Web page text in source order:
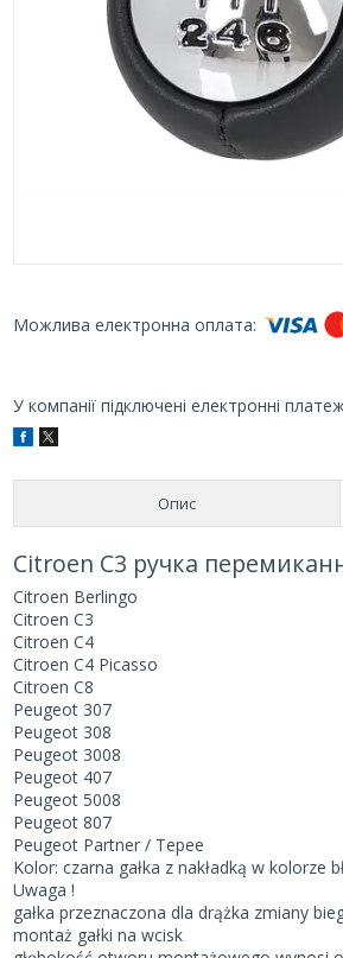
У компанії підключені електронні
Опис
Citroen C3 ручка
Citroen Berlingo
Citroen C3
Citroen C4
Citroen C4 Picasso
Citroen C8
Peugeot 307
Peugeot 308
Peugeot 3008
Peugeot 407
Peugeot 5008
Peugeot 807
Peugeot Partner / Tepee
Kolor: czarna gałka z nakładką w kolorze
Uwaga !
gałka przeznaczona dla drążka zmiany
montaż gałki na wcisk